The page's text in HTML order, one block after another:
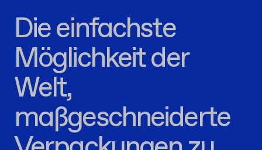
Die einfachste
Möglichkeit der
Welt,
maßgeschneiderte